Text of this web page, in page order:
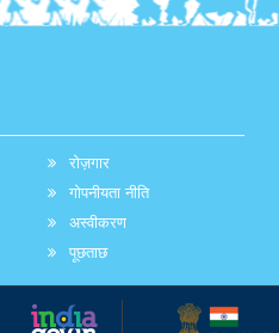
रोज़गार
गोपनीयता नीति
अस्वीकरण
पूछताछ